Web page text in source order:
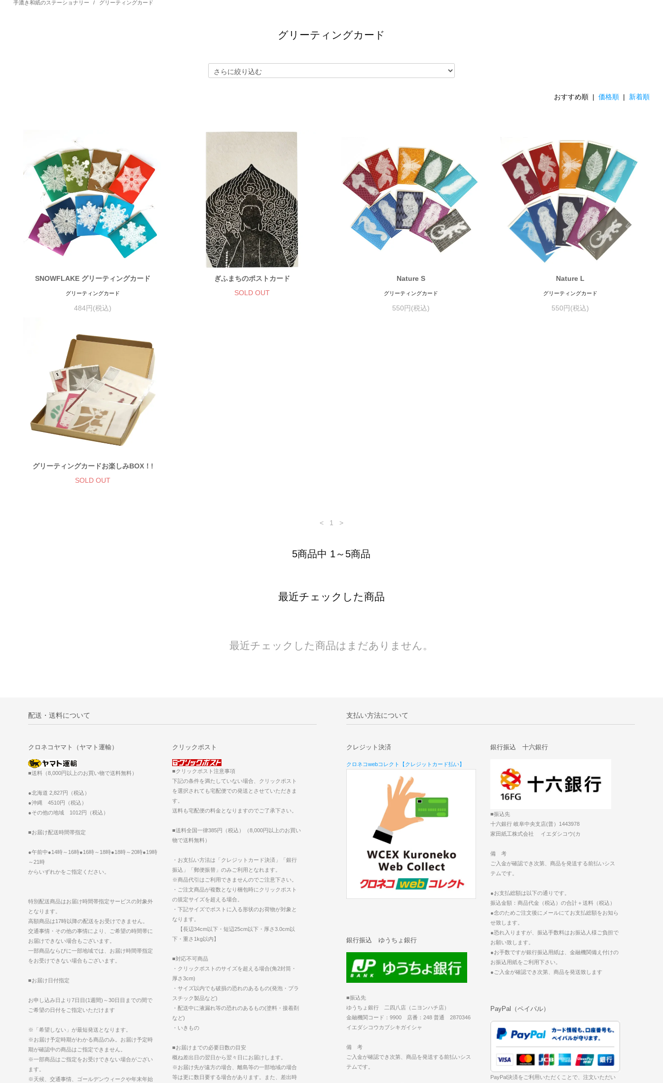
手漉き和紙のステーショナリー / グリーティングカード
グリーティングカード
おすすめ順 |価格順 | 新着順
SNOWFLAKE グリーティングカード
グリーティングカード
484円(税込)
ぎふまちのポストカード
SOLD OUT
Nature S
グリーティングカード
550円(税込)
Nature L
グリーティングカード
550円(税込)
グリーティングカードお楽しみBOX！!
SOLD OUT
< 1 >
5商品中 1～5商品
最近チェックした商品
最近チェックした商品はまだありません。
配送・送料について
クロネコヤマト（ヤマト運輸）
■送料（8,000円以上のお買い物で送料無料）
●北海道 2,827円（税込）
●沖縄 4510円（税込）
●その他の地域 1012円（税込）
■お届け配送時間帯指定
●午前中●14時～16時●16時～18時●18時～20時●19時
～21時
からいずれかをご指定ください。
特別配送商品はお届け時間帯指定サービスの対象外
となります。
高額商品は17時以降の配送をお受けできません。
交通事情・その他の事情により、ご希望の時間帯に
お届けできない場合もございます。
一部商品ならびに一部地域では、お届け時間帯指定
をお受けできない場合もございます。
■お届け日付指定
お申し込み日より7日目(1週間)～30日目までの間で
ご希望の日付をご指定いただけます
※「希望しない」が最短発送となります。
※お届け予定時期がわかる商品のみ。お届け予定時
期が確認中の商品はご指定できません。
※一部商品はご指定をお受けできない場合がござい
ます。
※天候、交通事情、ゴールデンウィークや年末年始
クリックポスト
■クリックポスト注意事項
下記の条件を満たしていない場合、クリックポスト
を選択されても宅配便での発送とさせていただきま
す。
送料も宅配便の料金となりますのでご了承下さい。
■送料全国一律385円（税込）（8,000円以上のお買い
物で送料無料）
・お支払い方法は「クレジットカード決済」「銀行
振込」「郵便振替」のみご利用となれます。
※商品代引はご利用できませんのでご注意下さい。
・ご注文商品が複数となり梱包時にクリックポスト
の規定サイズを超える場合。
・下記サイズでポストに入る形状のお荷物が対象と
なります。
【長辺34cm以下・短辺25cm以下・厚さ3.0cm以
下・重さ1kg以内】
■対応不可商品
・クリックポストのサイズを超える場合(角2封筒・
厚さ3cm)
・サイズ以内でも破損の恐れのあるもの(発泡・プラ
スチック製品など)
・配送中に液漏れ等の恐れのあるもの(塗料・接着剤
など)
・いきもの
■お届けまでの必要日数の目安
概ね差出日の翌日から翌々日にお届けします。
※お届け先が遠方の場合、離島等の一部地域の場合
等は更に数日要する場合があります。また、差出時
支払い方法について
クレジット決済
クロネコwebコレクト【クレジットカード払い】
銀行振込 十六銀行
■振込先
十六銀行 岐阜中央支店(普）1443978
家田紙工株式会社 イエダシコウ(カ
備 考
ご入金が確認でき次第、商品を発送する前払いシス
テムです。
●お支払総額は以下の通りです。
振込金額：商品代金（税込）の合計＋送料（税込）
●念のためご注文後にメールにてお支払総額をお知ら
せ致します。
●恐れ入りますが、振込手数料はお振込人様ご負担で
お願い致します。
●お手数ですが銀行振込用紙は、金融機関備え付けの
お振込用紙をご利用下さい。
●ご入金が確認でき次第、商品を発送致します
銀行振込 ゆうちょ銀行
■振込先
ゆうちょ銀行 二四八店（ニヨンハチ店）
金融機関コード：9900 店番：248 普通 2870346
イエダシコウカブシキガイシャ
備 考
ご入金が確認でき次第、商品を発送する前払いシス
テムです。
PayPal（ペイパル）
PayPal決済をご利用いただくことで、注文いただい